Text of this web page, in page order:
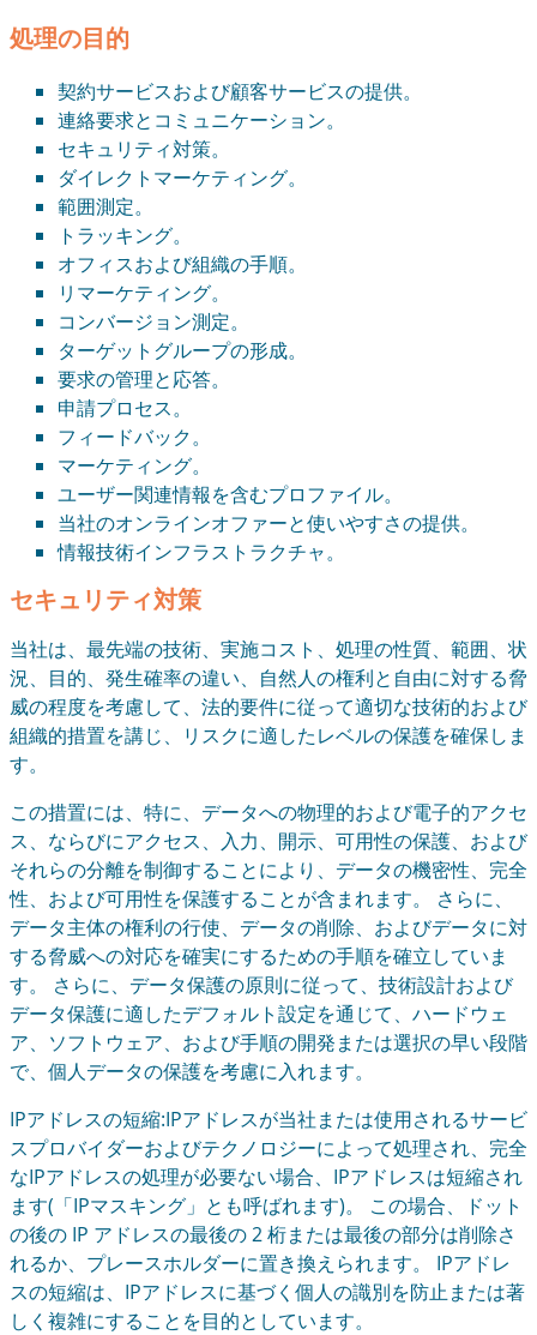
処理の目的
契約サービスおよび顧客サービスの提供。
連絡要求とコミュニケーション。
セキュリティ対策。
ダイレクトマーケティング。
範囲測定。
トラッキング。
オフィスおよび組織の手順。
リマーケティング。
コンバージョン測定。
ターゲットグループの形成。
要求の管理と応答。
申請プロセス。
フィードバック。
マーケティング。
ユーザー関連情報を含むプロファイル。
当社のオンラインオファーと使いやすさの提供。
情報技術インフラストラクチャ。
セキュリティ対策
当社は、最先端の技術、実施コスト、処理の性質、範囲、状
況、目的、発生確率の違い、自然人の権利と自由に対する脅
威の程度を考慮して、法的要件に従って適切な技術的および
組織的措置を講じ、リスクに適したレベルの保護を確保しま
す。
この措置には、特に、データへの物理的および電子的アクセ
ス、ならびにアクセス、入力、開示、可用性の保護、および
それらの分離を制御することにより、データの機密性、完全
性、および可用性を保護することが含まれます。 さらに、
データ主体の権利の行使、データの削除、およびデータに対
する脅威への対応を確実にするための手順を確立していま
す。 さらに、データ保護の原則に従って、技術設計および
データ保護に適したデフォルト設定を通じて、ハードウェ
ア、ソフトウェア、および手順の開発または選択の早い段階
で、個人データの保護を考慮に入れます。
IPアドレスの短縮:IPアドレスが当社または使用されるサービ
スプロバイダーおよびテクノロジーによって処理され、完全
なIPアドレスの処理が必要ない場合、IPアドレスは短縮され
ます(「IPマスキング」とも呼ばれます)。 この場合、ドット
の後の IP アドレスの最後の 2 桁または最後の部分は削除さ
れるか、プレースホルダーに置き換えられます。 IPアドレ
スの短縮は、IPアドレスに基づく個人の識別を防止または著
しく複雑にすることを目的としています。